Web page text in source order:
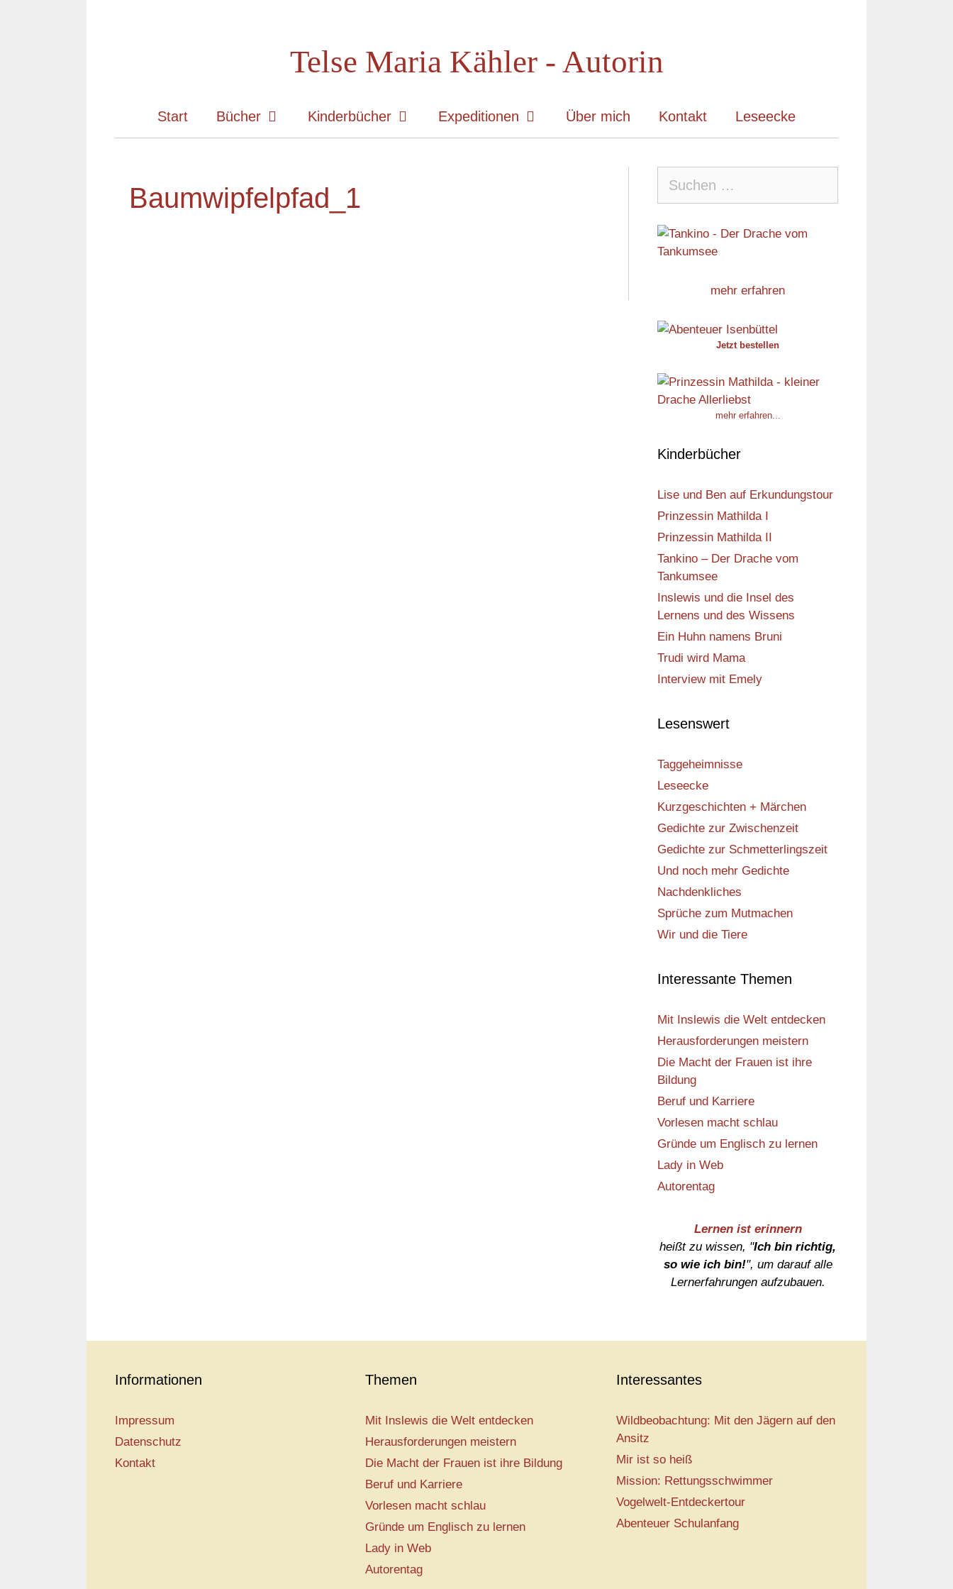
Telse Maria Kähler - Autorin
Start Bücher Kinderbücher Expeditionen Über mich Kontakt Leseecke
Baumwipfelpfad_1
nach:
mehr erfahren
Jetzt bestellen
mehr erfahren...
Kinderbücher
Lise und Ben auf Erkundungstour
Prinzessin Mathilda I
Prinzessin Mathilda II
Tankino – Der Drache vom
Tankumsee
Inslewis und die Insel des
Lernens und des Wissens
Ein Huhn namens Bruni
Trudi wird Mama
Interview mit Emely
Lesenswert
Taggeheimnisse
Leseecke
Kurzgeschichten + Märchen
Gedichte zur Zwischenzeit
Gedichte zur Schmetterlingszeit
Und noch mehr Gedichte
Nachdenkliches
Sprüche zum Mutmachen
Wir und die Tiere
Interessante Themen
Mit Inslewis die Welt entdecken
Herausforderungen meistern
Die Macht der Frauen ist ihre
Bildung
Beruf und Karriere
Vorlesen macht schlau
Gründe um Englisch zu lernen
Lady in Web
Autorentag
Lernen ist erinnern
heißt zu wissen, "Ich bin richtig,
so wie ich bin!", um darauf alle
Lernerfahrungen aufzubauen.
Informationen
Impressum
Datenschutz
Kontakt
Themen
Mit Inslewis die Welt entdecken
Herausforderungen meistern
Die Macht der Frauen ist ihre Bildung
Beruf und Karriere
Vorlesen macht schlau
Gründe um Englisch zu lernen
Lady in Web
Autorentag
Interessantes
Wildbeobachtung: Mit den Jägern auf den
Ansitz
Mir ist so heiß
Mission: Rettungsschwimmer
Vogelwelt-Entdeckertour
Abenteuer Schulanfang